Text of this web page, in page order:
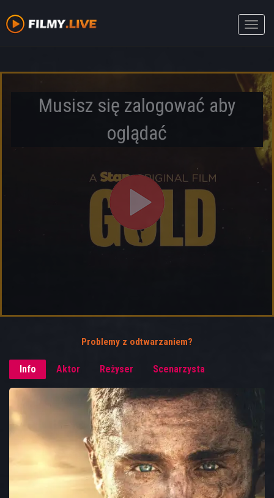
Toggle
Musisz się zalogować aby
oglądać
Problemy z odtwarzaniem?
Info Aktor Reżyser Scenarzysta